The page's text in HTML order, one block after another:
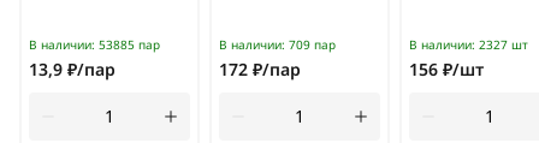
В наличии: 53885 пар
13,9 ₽/пар
В наличии: 709 пар
172 ₽/пар
В наличии: 2327 шт
156 ₽/шт